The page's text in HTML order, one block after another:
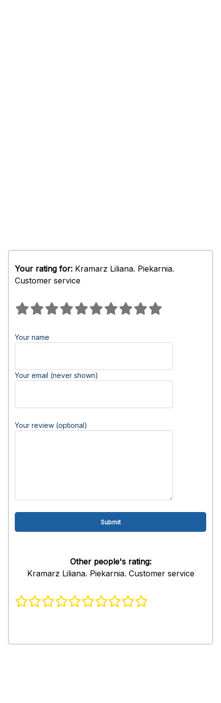
Your rating for: Kramarz Liliana. Piekarnia.
Customer service
Your name
Your email (never shown)
Your review (optional)
Other people's rating:
Kramarz Liliana. Piekarnia. Customer service